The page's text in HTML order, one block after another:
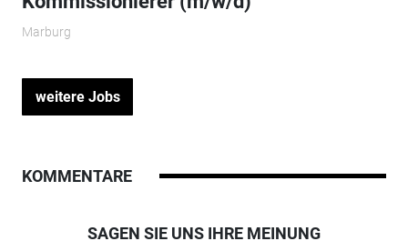
Marburg
weitere Jobs
KOMMENTARE
SAGEN SIE UNS IHRE MEINUNG